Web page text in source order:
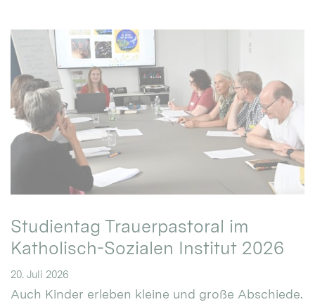
Studientag Trauerpastoral im
Katholisch-Sozialen Institut 2026
20. Juli 2026
Auch Kinder erleben kleine und große Abschiede.